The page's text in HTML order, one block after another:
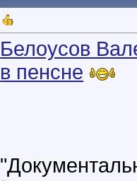
Белоусов
в пенсне